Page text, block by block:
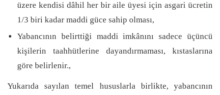
üzere kendisi dâhil her bir aile üyesi için asgari ücretin
1/3 biri kadar maddi güce sahip olması,
Yabancının belirttiği maddi imkânını sadece üçüncü
kişilerin taahhütlerine dayandırmaması, kıstaslarına
göre belirlenir.,
Yukarıda sayılan temel hususlarla birlikte, yabancının